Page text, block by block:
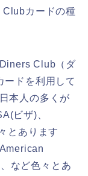
Clubカードの種
Club（ダ
ドを利用して
本人の多くが
ビザ)、
とあります
など色々とあ